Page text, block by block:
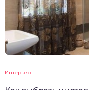
Интерьер